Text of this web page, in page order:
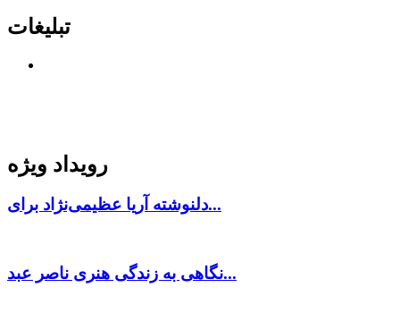
تبلیغات
رویداد ویژه
دلنوشته آریا عظیمی‌نژاد برای...
نگاهی به زندگی هنری ناصر عبد...